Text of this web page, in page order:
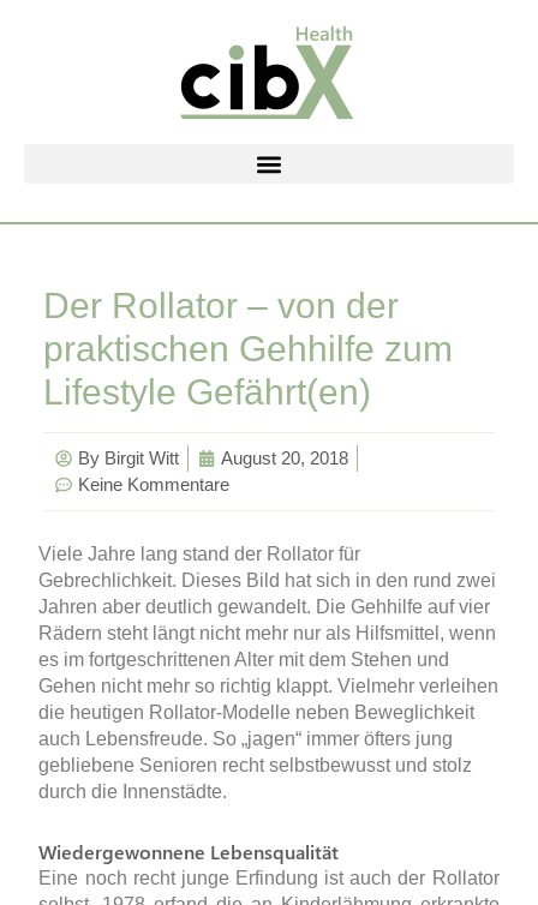
Der Rollator – von der
praktischen Gehhilfe zum
Lifestyle Gefährt(en)
By Birgit Witt
August 20, 2018
Keine Kommentare
Viele Jahre lang stand der Rollator für
Gebrechlichkeit. Dieses Bild hat sich in den rund zwei
Jahren aber deutlich gewandelt. Die Gehhilfe auf vier
Rädern steht längt nicht mehr nur als Hilfsmittel, wenn
es im fortgeschrittenen Alter mit dem Stehen und
Gehen nicht mehr so richtig klappt. Vielmehr verleihen
die heutigen Rollator-Modelle neben Beweglichkeit
auch Lebensfreude. So „jagen“ immer öfters jung
gebliebene Senioren recht selbstbewusst und stolz
durch die Innenstädte.
Wiedergewonnene Lebensqualität
Eine noch recht junge Erfindung ist auch der Rollator